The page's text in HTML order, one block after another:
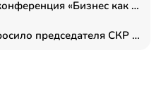
Переговоры в рамке: как конференция «Бизнес как искусство» переформатирует деловой этикет в стенах ТПП РФ
Руководство «СВОИ» попросило председателя СКР дать правовую оценку обысков в тыловом штабе